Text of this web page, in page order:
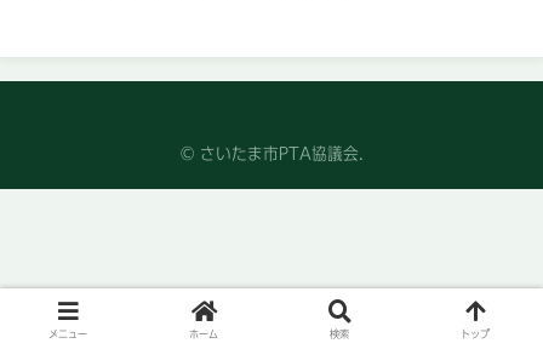
© さいたま市PTA協議会.
メニュー ホーム 検索 トップ